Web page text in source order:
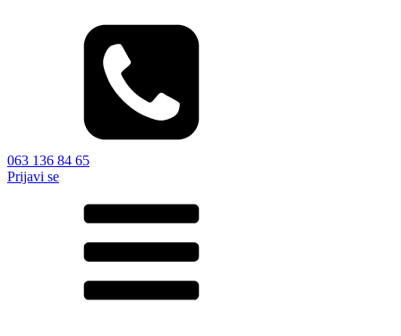
063 136 84 65
Prijavi se